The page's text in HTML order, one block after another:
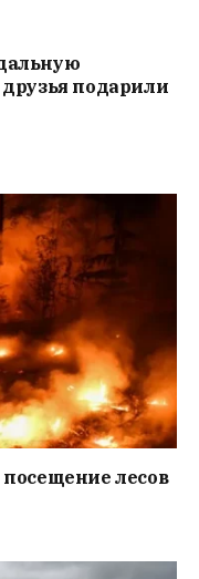
подарили
лесов